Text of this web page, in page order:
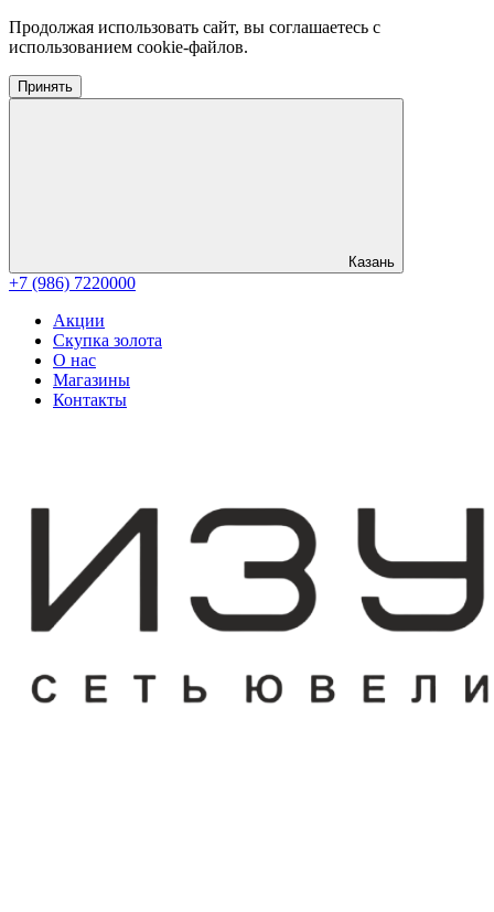
Продолжая использовать сайт, вы соглашаетесь с
использованием cookie-файлов.
Принять
Казань
+7 (986) 7220000
Акции
Скупка золота
О нас
Магазины
Контакты